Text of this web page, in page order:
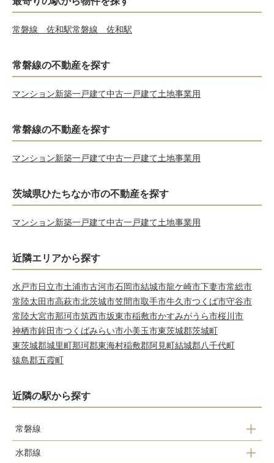
常磐線 佐和駅常磐線 佐和駅
常磐線の不動産を探す
マンション新築一戸建て中古一戸建て土地事業用
常磐線の不動産を探す
マンション新築一戸建て中古一戸建て土地事業用
茨城県ひたちなか市の不動産を探す
マンション新築一戸建て中古一戸建て土地事業用
近隣エリアから探す
水戸市日立市土浦市古河市石岡市結城市龍ケ崎市下妻市常総市
常陸太田市高萩市北茨城市笠間市取手市牛久市つくば市守谷市
常陸大宮市那珂市筑西市坂東市稲敷市かすみがうら市桜川市
神栖市鉾田市つくばみらい市小美玉市東茨城郡茨城町
東茨城郡城里町那珂郡東海村稲敷郡阿見町結城郡八千代町
猿島郡五霞町
近隣の駅から探す
常磐線
勝田駅
水郡線